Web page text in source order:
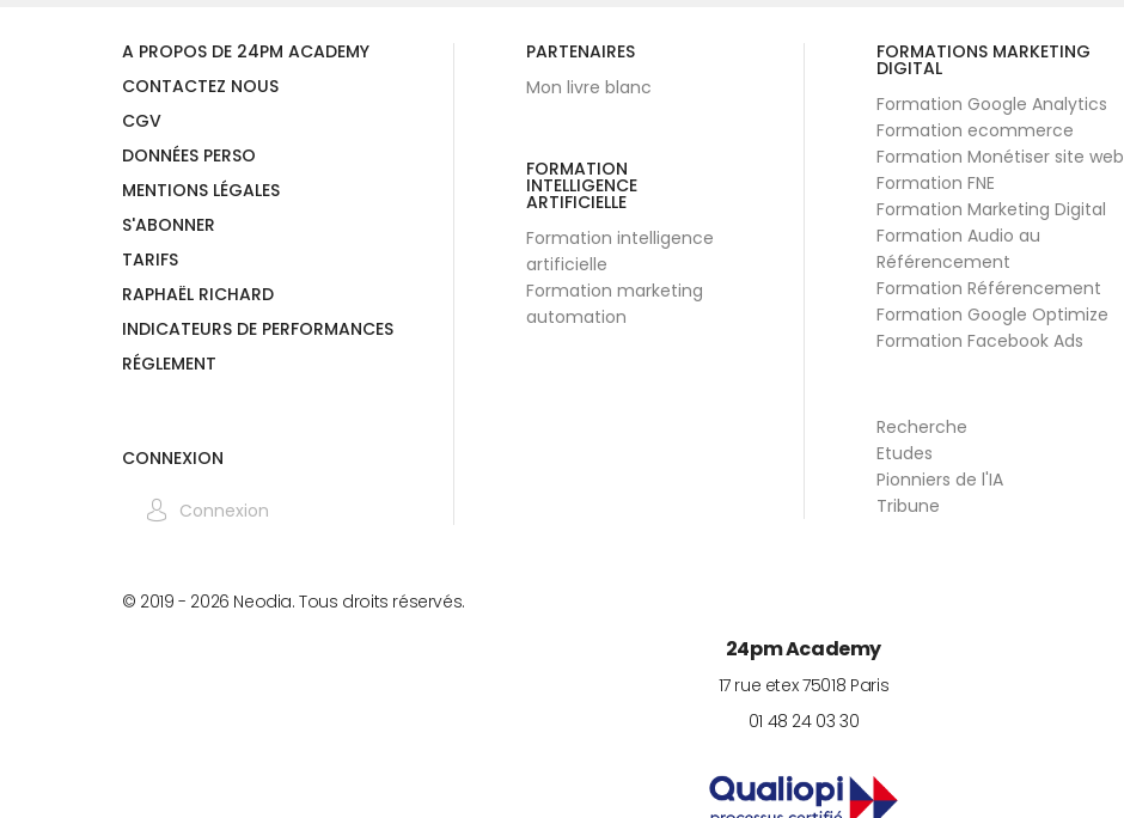
A PROPOS DE 24PM ACADEMY
CONTACTEZ NOUS
CGV
DONNÉES PERSO
MENTIONS LÉGALES
S'ABONNER
TARIFS
RAPHAËL RICHARD
INDICATEURS DE PERFORMANCES
RÉGLEMENT
CONNEXION
Connexion
PARTENAIRES
Mon livre blanc
FORMATION
INTELLIGENCE
ARTIFICIELLE
Formation intelligence
artificielle
Formation marketing
automation
FORMATIONS MARKETING
DIGITAL
Formation Google Analytics
Formation ecommerce
Formation Monétiser site web
Formation FNE
Formation Marketing Digital
Formation Audio au
Référencement
Formation Référencement
Formation Google Optimize
Formation Facebook Ads
Recherche
Etudes
Pionniers de l'IA
Tribune
© 2019 - 2026 Neodia. Tous droits réservés.
24pm Academy
17 rue etex 75018 Paris
01 48 24 03 30